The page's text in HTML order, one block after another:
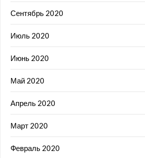
Сентябрь 2020
Июль 2020
Июнь 2020
Май 2020
Апрель 2020
Март 2020
Февраль 2020